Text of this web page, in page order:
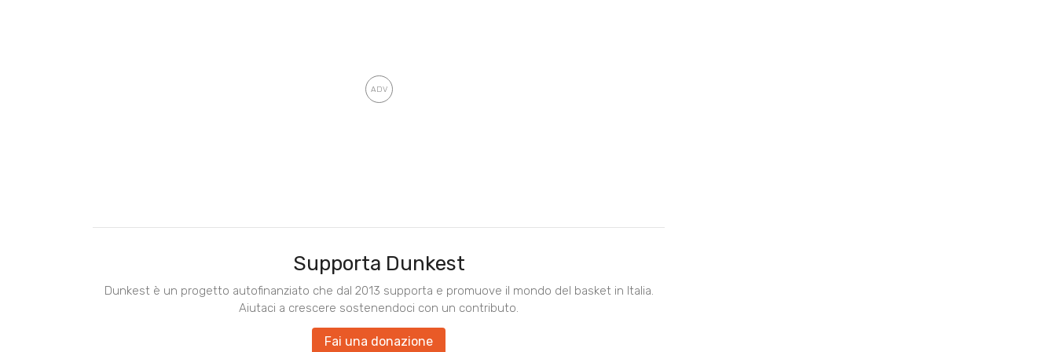
Supporta Dunkest
Dunkest è un progetto autofinanziato che dal 2013 supporta e promuove il mondo del basket in Italia.
Aiutaci a crescere sostenendoci con un contributo.
Fai una donazione